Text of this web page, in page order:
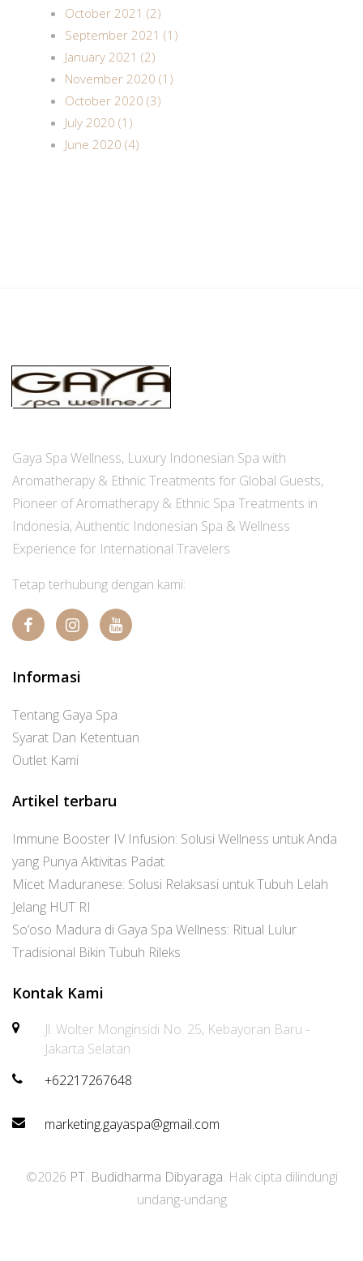
October 2021 (2)
September 2021 (1)
January 2021 (2)
November 2020 (1)
October 2020 (3)
July 2020 (1)
June 2020 (4)
Gaya Spa Wellness, Luxury Indonesian Spa with
Aromatherapy & Ethnic Treatments for Global Guests,
Pioneer of Aromatherapy & Ethnic Spa Treatments in
Indonesia, Authentic Indonesian Spa & Wellness
Experience for International Travelers
Tetap terhubung dengan kami:
Informasi
Tentang Gaya Spa
Syarat Dan Ketentuan
Outlet Kami
Artikel terbaru
Immune Booster IV Infusion: Solusi Wellness untuk Anda
yang Punya Aktivitas Padat
Micet Maduranese: Solusi Relaksasi untuk Tubuh Lelah
Jelang HUT RI
So’oso Madura di Gaya Spa Wellness: Ritual Lulur
Tradisional Bikin Tubuh Rileks
Kontak Kami
Jl. Wolter Monginsidi No. 25, Kebayoran Baru -
Jakarta Selatan
+62217267648
marketing.gayaspa@gmail.com
©2026 PT. Budidharma Dibyaraga. Hak cipta dilindungi
undang-undang